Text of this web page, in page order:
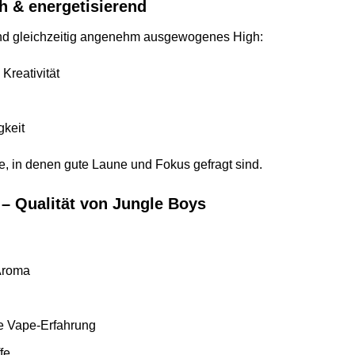
& energetisierend
gleichzeitig angenehm ausgewogenes High:
in denen gute Laune und Fokus gefragt sind.
Qualität von Jungle Boys
Vape-Erfahrung